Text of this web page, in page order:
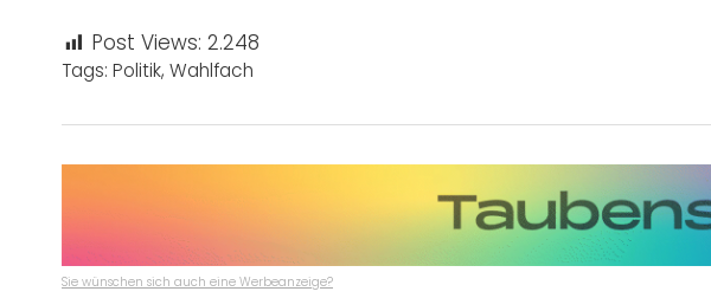
Post Views: 2.248
Tags: Politik, Wahlfach
Sie wünschen sich auch eine Werbeanzeige?